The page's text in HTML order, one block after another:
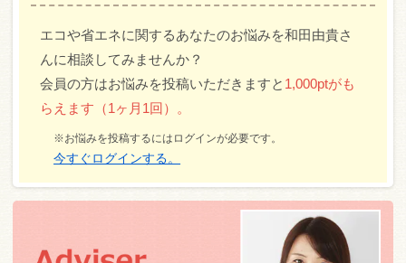
エコや省エネに関するあなたのお悩みを和田由貴さ
んに相談してみませんか？
会員の方はお悩みを投稿いただきますと 1,000ptがも
らえます（1ヶ月1回）。
※お悩みを投稿するにはログインが必要です。
今すぐログインする。